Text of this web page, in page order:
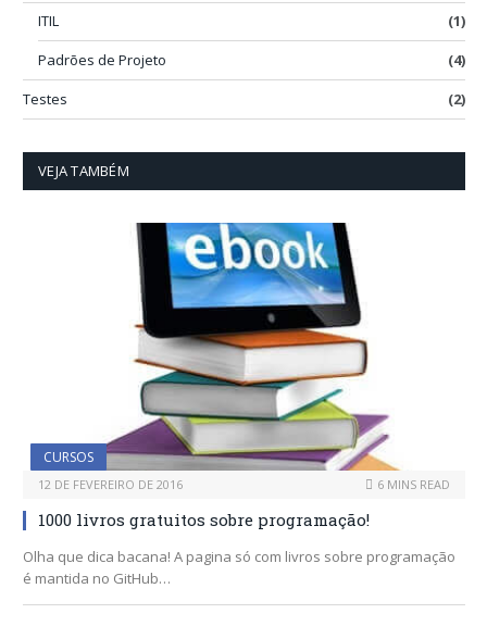
ITIL
(1)
Padrões de Projeto
(4)
Testes
(2)
VEJA TAMBÉM
CURSOS
12 DE FEVEREIRO DE 2016 6 MINS READ
1000 livros gratuitos sobre programação!
Olha que dica bacana! A pagina só com livros sobre programação
é mantida no GitHub…